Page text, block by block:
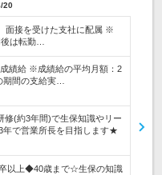
20
面接を受けた支社に配属 ※
は転勤…
績給 ※成績給の平均月額：2
期間の支給実…
修(約3年間)で生保知識やリー
年で営業所長を目指します★
以上◆40歳まで☆生保の知識